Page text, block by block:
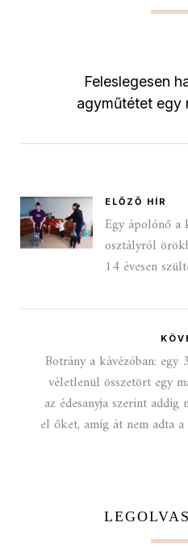
Feleslegesen
agyműtétet egy
ELŐZŐ HÍR
Egy ápolónő
osztályról
14 évesen
Botrány a kávézóban: egy
véletlenül összetört egy
az édesanyja szerint addig
el őket, amíg át nem adta